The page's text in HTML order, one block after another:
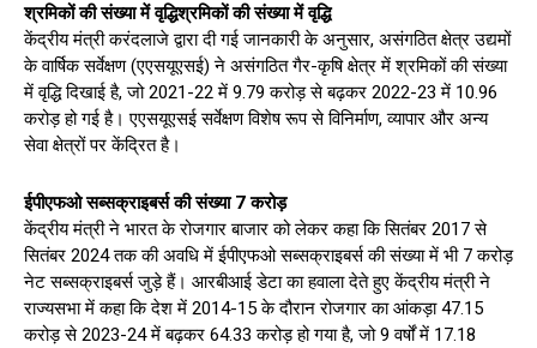
श्रमिकों की संख्या में वृद्धिश्रमिकों की संख्या में वृद्धि
केंद्रीय मंत्री करंदलाजे द्वारा दी गई जानकारी के अनुसार, असंगठित क्षेत्र उद्यमों
के वार्षिक सर्वेक्षण (एएसयूएसई) ने असंगठित गैर-कृषि क्षेत्र में श्रमिकों की संख्या
में वृद्धि दिखाई है, जो 2021-22 में 9.79 करोड़ से बढ़कर 2022-23 में 10.96
करोड़ हो गई है। एएसयूएसई सर्वेक्षण विशेष रूप से विनिर्माण, व्यापार और अन्य
सेवा क्षेत्रों पर केंद्रित है।
ईपीएफओ सब्सक्राइबर्स की संख्या 7 करोड़
केंद्रीय मंत्री ने भारत के रोजगार बाजार को लेकर कहा कि सितंबर 2017 से
सितंबर 2024 तक की अवधि में ईपीएफओ सब्सक्राइबर्स की संख्या में भी 7 करोड़
नेट सब्सक्राइबर्स जुड़े हैं। आरबीआई डेटा का हवाला देते हुए केंद्रीय मंत्री ने
राज्यसभा में कहा कि देश में 2014-15 के दौरान रोजगार का आंकड़ा 47.15
करोड़ से 2023-24 में बढ़कर 64.33 करोड़ हो गया है, जो 9 वर्षों में 17.18